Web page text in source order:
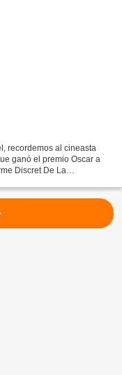
recordemos al cineasta
ganó el premio Oscar a
Discret De La